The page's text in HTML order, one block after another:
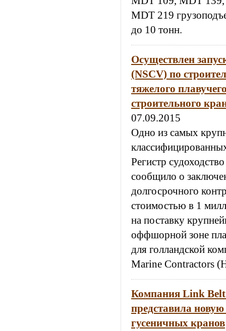
MDT 219
до 10 тонн.
Осуществлен
(NSCV) по
тяжелого
строительного
07.09.2015
Одно из самых
Регистр
сообщило о
долгосрочного
стоимостью в 1
на поставку
оффшорной зоне
для голландской
Marine Contractors
Компания Link Belt
представила
гусеничных кранов